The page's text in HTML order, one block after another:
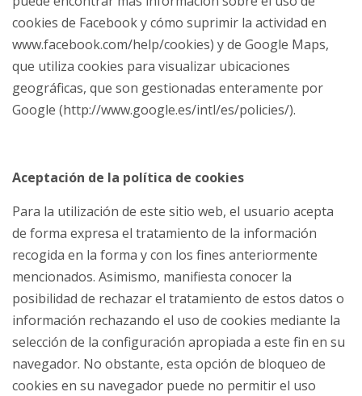
cookies de Facebook y cómo suprimir la actividad en
www.facebook.com/help/cookies) y de Google Maps,
que utiliza cookies para visualizar ubicaciones
geográficas, que son gestionadas enteramente por
Google (http://www.google.es/intl/es/policies/).
Aceptación de la política de cookies
Para la utilización de este sitio web, el usuario acepta
de forma expresa el tratamiento de la información
recogida en la forma y con los fines anteriormente
mencionados. Asimismo, manifiesta conocer la
posibilidad de rechazar el tratamiento de estos datos o
información rechazando el uso de cookies mediante la
selección de la configuración apropiada a este fin en su
navegador. No obstante, esta opción de bloqueo de
cookies en su navegador puede no permitir el uso